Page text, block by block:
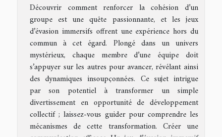
Découvrir comment renforcer la cohésion d’un
groupe est une quête passionnante, et les jeux
d’évasion immersifs offrent une expérience hors du
commun à cet égard. Plongé dans un univers
mystérieux, chaque membre d’une équipe doit
s’appuyer sur les autres pour avancer, révélant ainsi
des dynamiques insoupçonnées. Ce sujet intrigue
par son potentiel à transformer un simple
divertissement en opportunité de développement
collectif ; laissez-vous guider pour comprendre les
mécanismes de cette transformation. Créer une